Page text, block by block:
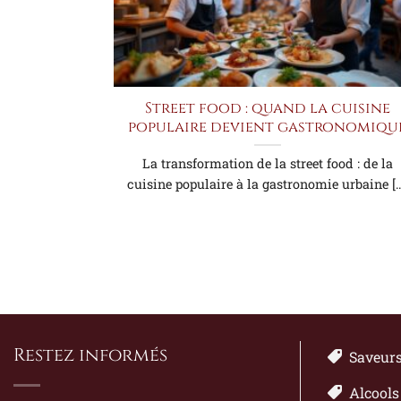
Street food : quand la cuisine
populaire devient
La transformation de la street food : de la
cuisine populaire à la gastronomie urbaine
Restez informés